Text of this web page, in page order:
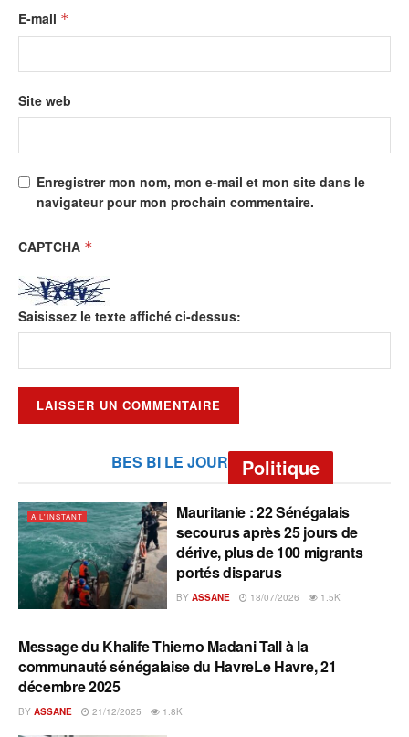
E-mail *
Site web
Enregistrer mon nom, mon e-mail et mon site dans le
navigateur pour mon prochain commentaire.
CAPTCHA *
Saisissez le texte affiché ci-dessus:
BES BI LE JOUR Politique
A L'INSTANT
Mauritanie : 22 Sénégalais
secourus après 25 jours de
dérive, plus de 100 migrants
portés disparus
BY ASSANE 18/07/2026 1.5K
A L'INSTANT
Message du Khalife Thierno Madani Tall à la
communauté sénégalaise du HavreLe Havre, 21
décembre 2025
BY ASSANE 21/12/2025 1.8K